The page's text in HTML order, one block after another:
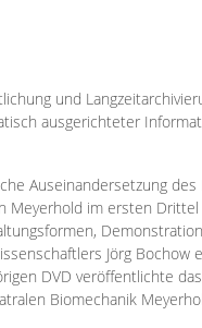
und
ausgerichteter
Auseinandersetzung
im ersten Drittel
Jörg Bochow
DVD veröffentlichte
Biomechanik